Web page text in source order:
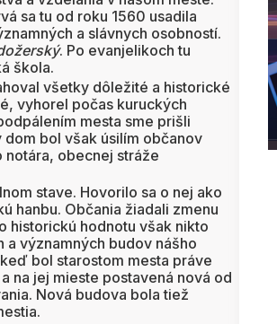
sa tu od roku 1560 usadila
a slávnych osobností.
. Po evanjelikoch tu
škola.
všetky dôležité a historické
vyhorel počas kuruckých
mesta sme prišli
dom bol však úsilím občanov
notára, obecnej stráže
stave. Hovorilo sa o nej ako
hanbu. Občania žiadali zmenu
historickú hodnotu však nikto
a významných budov nášho
bol starostom mesta práve
na jej mieste postavená nová od
Nová budova bola tiež